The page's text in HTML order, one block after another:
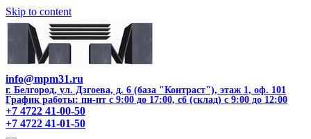
Skip to content
info@mpm31.ru
г. Белгород, ул. Дзгоева, д. 6 (база "Контраст"), этаж 1, оф. 101
График работы: пн-пт с 9:00 до 17:00, сб (склад) с 9:00 до 12:00
+7 4722 41-00-50
+7 4722 41-01-50